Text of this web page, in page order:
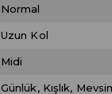
Normal
Uzun Kol
Midi
Günlük Kışlık